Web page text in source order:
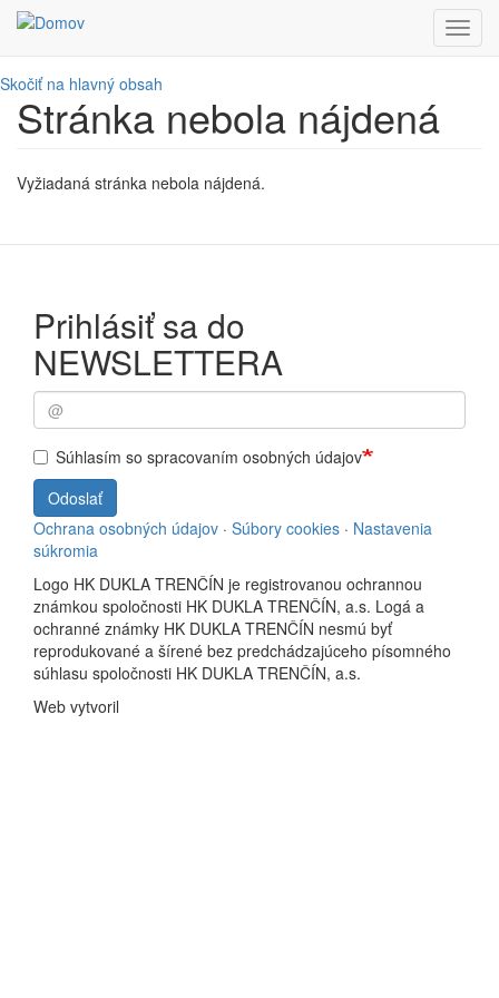
Skočiť na hlavný obsah
Stránka nebola nájdená
Vyžiadaná stránka nebola nájdená.
Prihlásiť sa do
NEWSLETTERA
Súhlasím so spracovaním osobných údajov
Odoslať
Ochrana osobných údajov · Súbory cookies · Nastavenia
súkromia
Logo HK DUKLA TRENČÍN je registrovanou ochrannou
známkou spoločnosti HK DUKLA TRENČÍN, a.s. Logá a
ochranné známky HK DUKLA TRENČÍN nesmú byť
reprodukované a šírené bez predchádzajúceho písomného
súhlasu spoločnosti HK DUKLA TRENČÍN, a.s.
Web vytvoril